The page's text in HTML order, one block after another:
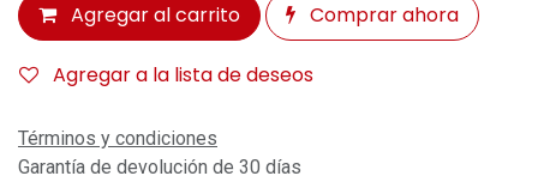
Agregar al carrito Comprar ahora
Agregar a la lista de deseos
Términos y condiciones
Garantía de devolución de 30 días